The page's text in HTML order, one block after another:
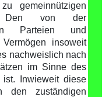
gemeinnützigen
Den von der
Parteien und
insoweit
nachweislich nach
im Sinne des
ist. Inwieweit diese
den zuständigen